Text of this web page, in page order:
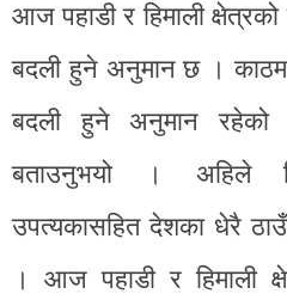
आज पहाडी र हिमाली
बदली हुने अनुमान छ ।
बदली हुने अनुमान रहेको
बताउनुभयो । अहिले
उपत्यकासहित देशका धेरै
। आज पहाडी र हिमाली